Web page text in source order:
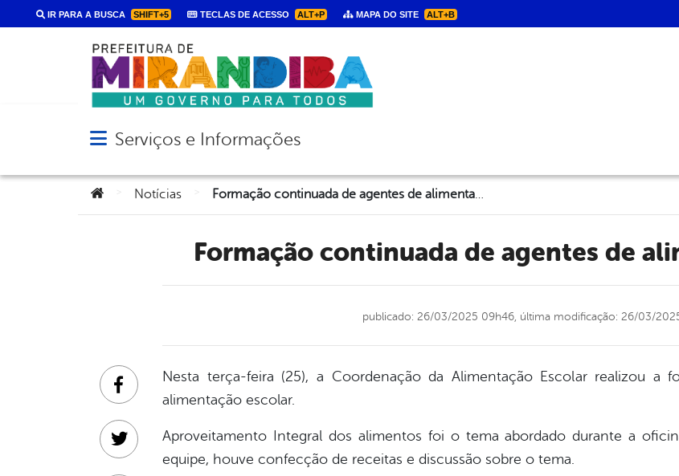
IR PARA A BUSCA SHIFT+5 TECLAS DE ACESSO ALT+P MAPA DO SITE ALT+B
Abrir menu principal de navegação
Serviços e Informações
Você está aqui:
Notícias Formação continuada de agentes de alimentação escolar
Formação continuada de agentes de
publicado: 26/03/2025 09h46, última modificação: 26/03/
Nesta terça-feira (25), a Coordenação da Alimentação Escolar realizou a
alimentação escolar.
Aproveitamento Integral dos alimentos foi o tema abordado durante a
equipe, houve confecção de receitas e discussão sobre o tema.
Facebook
Twitter